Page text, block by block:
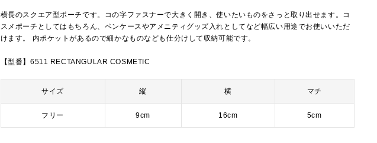
横長のスクエア型ポーチです。コの字ファスナーで大きく開き、使いたいものをさっと取り出せます。コ
スメポーチとしてはもちろん、ペンケースやアメニティグッズ入れとしてなど幅広い用途でお使いいただ
けます。 内ポケットがあるので細かなものなども仕分けして収納可能です。
【型番】6511 RECTANGULAR COSMETIC
サイズ 縦 横 マチ
フリー 9cm 16cm 5cm